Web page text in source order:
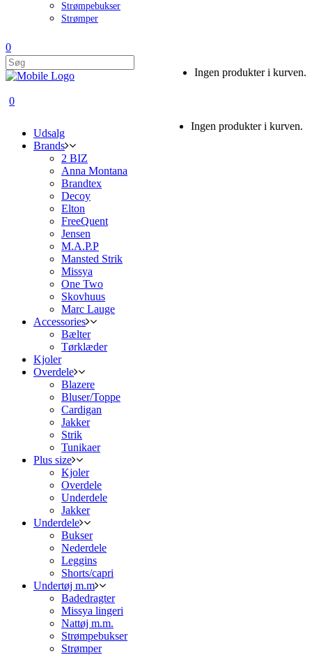
Strømpebukser
Strømper
0
Ingen produkter i kurven.
0
Ingen produkter i kurven.
Udsalg
Brands
2 BIZ
Anna Montana
Brandtex
Decoy
Elton
FreeQuent
Jensen
M.A.P.P
Mansted Strik
Missya
One Two
Skovhuus
Marc Lauge
Accessories
Bælter
Tørklæder
Kjoler
Overdele
Blazere
Bluser/Toppe
Cardigan
Jakker
Strik
Tunikaer
Plus size
Kjoler
Overdele
Underdele
Jakker
Underdele
Bukser
Nederdele
Leggins
Shorts/capri
Undertøj m.m
Badedragter
Missya lingeri
Nattøj m.m.
Strømpebukser
Strømper